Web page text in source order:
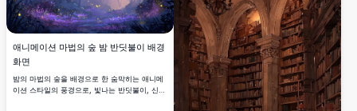
애니메이션 마법의 숲 밤 반딧불이 배경
화면
밤의 마법의 숲을 배경으로 한 숨막히는 애니메
이션 스타일의 풍경으로, 빛나는 반딧불이, 신비